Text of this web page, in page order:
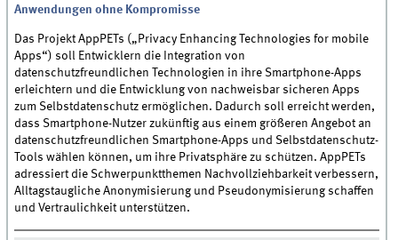
Anwendungen ohne Kompromisse
Das Projekt AppPETs („Privacy Enhancing Technologies for mobile
Apps“) soll Entwicklern die Integration von
datenschutzfreundlichen Technologien in ihre Smartphone-Apps
erleichtern und die Entwicklung von nachweisbar sicheren Apps
zum Selbstdatenschutz ermöglichen. Dadurch soll erreicht werden,
dass Smartphone-Nutzer zukünftig aus einem größeren Angebot an
datenschutzfreundlichen Smartphone-Apps und Selbstdatenschutz-
Tools wählen können, um ihre Privatsphäre zu schützen. AppPETs
adressiert die Schwerpunktthemen Nachvollziehbarkeit verbessern,
Alltagstaugliche Anonymisierung und Pseudonymisierung schaffen
und Vertraulichkeit unterstützen.